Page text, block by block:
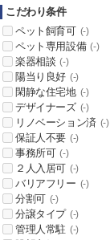
こだわり条件
ペット飼育可 (-)
ペット専用設備 (-)
楽器相談 (-)
陽当り良好 (-)
閑静な住宅地 (-)
デザイナーズ (-)
リノベーション済 (-)
保証人不要 (-)
事務所可 (-)
２人入居可 (-)
バリアフリー (-)
分割可 (-)
分譲タイプ (-)
管理人常駐 (-)